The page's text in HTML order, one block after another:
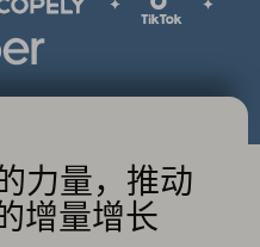
力量，推动
增量增长